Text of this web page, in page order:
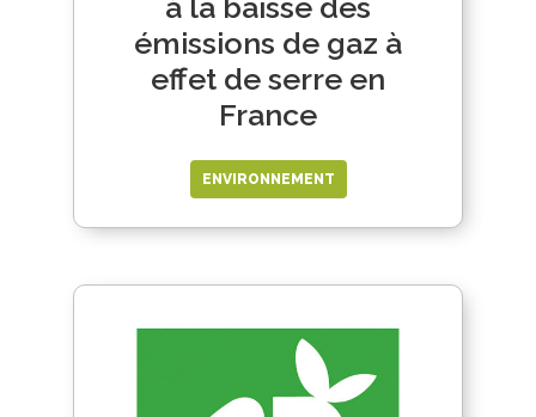
à la baisse des
émissions de gaz à
effet de serre en
France
ENVIRONNEMENT